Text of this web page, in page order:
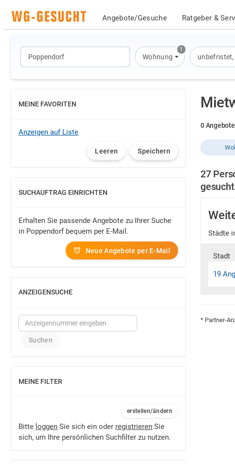
Angebote/Gesuche Ratgeber &
1
Wohnung unbefristet,
0
27
Städte
Stadt
19
* Partner-
MEINE FAVORITEN
EINBLENDEN
Anzeigen auf Liste
Leeren Speichern
SUCHAUFTRAG EINRICHTEN
EINBLENDEN
Erhalten Sie passende Angebote zu Ihrer Suche
in Poppendorf bequem per E-Mail.
Neue Angebote per E-Mail
ANZEIGENSUCHE
EINBLENDEN
MEINE FILTER
EINBLENDEN
erstellen/ändern
Bitte loggen Sie sich ein oder registrieren Sie
sich, um Ihre persönlichen Suchfilter zu nutzen.